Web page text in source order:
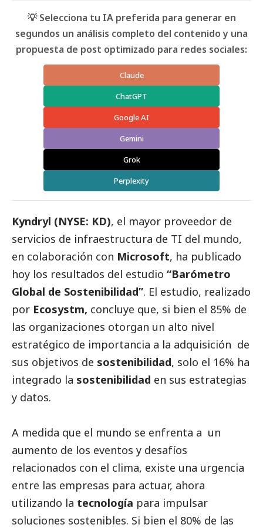
💡 Selecciona tu IA preferida para generar en
segundos un análisis completo del contenido y una
propuesta de post optimizado para redes sociales:
Claude
ChatGPT
Google AI
Gemini
Grok
Perplexity
Kyndryl (NYSE: KD), el mayor proveedor de
servicios de infraestructura de TI del mundo,
en colaboración con Microsoft, ha publicado
hoy los resultados del estudio “Barómetro
Global de Sostenibilidad”. El estudio, realizado
por Ecosystm, concluye que, si bien el 85% de
las organizaciones otorgan un alto nivel
estratégico de importancia a la adquisición de
sus objetivos de sostenibilidad, solo el 16% ha
integrado la sostenibilidad en sus estrategias
y datos.
A medida que el mundo se enfrenta a un
aumento de los eventos y desafíos
relacionados con el clima, existe una urgencia
entre las empresas para actuar, ahora
utilizando la tecnología para impulsar
soluciones sostenibles. Si bien el 80% de las